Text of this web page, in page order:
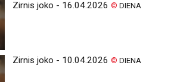
Zirnis joko - 16.04.2026© DIENA
Zirnis joko - 10.04.2026© DIENA